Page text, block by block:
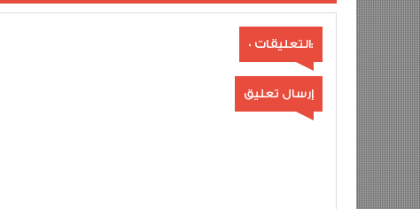
0 التعليقات:
إرسال تعليق